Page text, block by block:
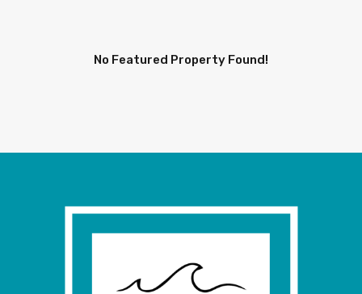
No Featured Property Found!